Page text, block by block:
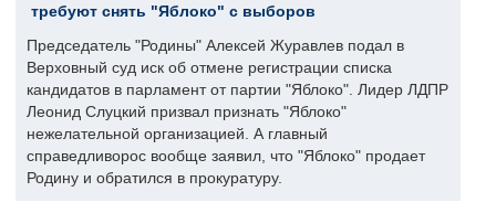
требуют снять "Яблоко" с выборов
Председатель "Родины" Алексей Журавлев подал в
Верховный суд иск об отмене регистрации списка
кандидатов в парламент от партии "Яблоко". Лидер ЛДПР
Леонид Слуцкий призвал признать "Яблоко"
нежелательной организацией. А главный
справедливорос вообще заявил, что "Яблоко" продает
Родину и обратился в прокуратуру.